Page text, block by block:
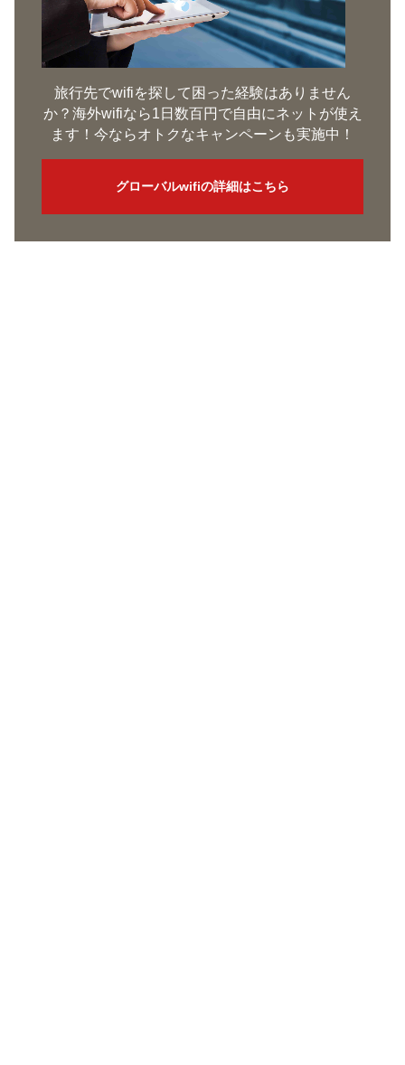
旅行先でwifiを探して困った経験はありません
か？海外wifiなら1日数百円で自由にネットが使え
ます！今ならオトクなキャンペーンも実施中！
グローバルwifiの詳細はこちら